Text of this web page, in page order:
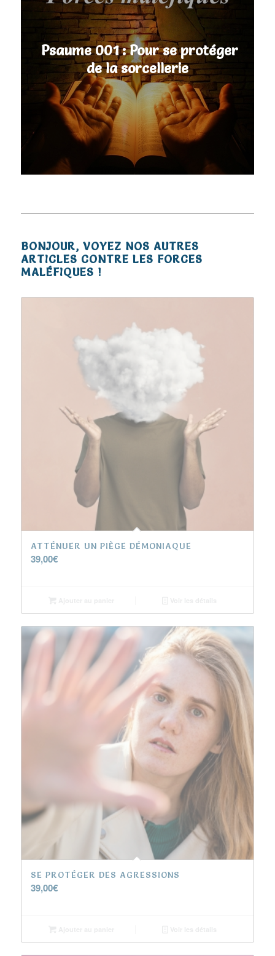
Psaume 001 : Pour se protéger
de la sorcellerie
BONJOUR, VOYEZ NOS AUTRES
ARTICLES CONTRE LES FORCES
MALÉFIQUES !
ATTÉNUER UN PIÈGE DÉMONIAQUE
39,00€
SE PROTÉGER DES AGRESSIONS
39,00€